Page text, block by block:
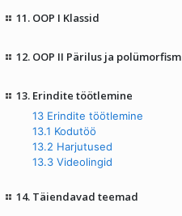
11. OOP I Klassid
12. OOP II Pärilus ja polümorfism
13. Erindite töötlemine
13 Erindite töötlemine
13.1 Kodutöö
13.2 Harjutused
13.3 Videolingid
14. Täiendavad teemad